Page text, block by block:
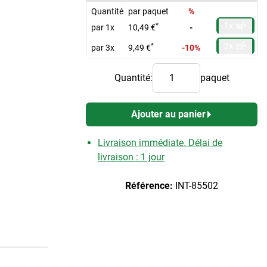
Quantité par paquet
%
par 1x
10,49 €* -
par 3x 9,49 €* -10%
Quantité: paquet
Ajouter au panier
Livraison immédiate. Délai de
livraison : 1 jour
Référence: INT-85502